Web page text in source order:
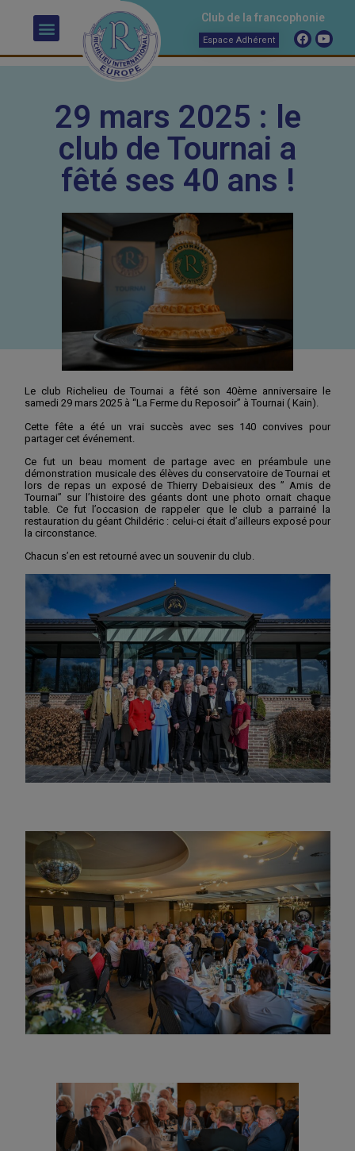
Club de la francophonie
Espace Adhérent
29 mars 2025 : le
club de Tournai a
fêté ses 40 ans !
Le club Richelieu de Tournai a fêté son 40ème anniversaire le
samedi 29 mars 2025 à “La Ferme du Reposoir” à Tournai ( Kain).
Cette fête a été un vrai succès avec ses 140 convives pour
partager cet événement.
Ce fut un beau moment de partage avec en préambule une
démonstration musicale des élèves du conservatoire de Tournai et
lors de repas un exposé de Thierry Debaisieux des ” Amis de
Tournai” sur l’histoire des géants dont une photo ornait chaque
table. Ce fut l’occasion de rappeler que le club a parrainé la
restauration du géant Childéric : celui-ci était d’ailleurs exposé pour
la circonstance.
Chacun s’en est retourné avec un souvenir du club.